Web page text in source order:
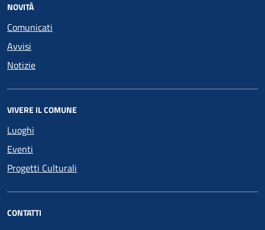
NOVITÀ
Comunicati
Avvisi
Notizie
VIVERE IL COMUNE
Luoghi
Eventi
Progetti Culturali
CONTATTI